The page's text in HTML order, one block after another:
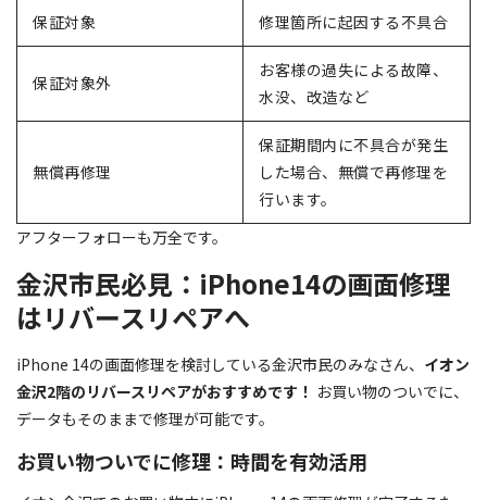
保証対象 修理箇所に起因する不具合
保証対象外
お客様の過失による故障、
水没、改造など
無償再修理
保証期間内に不具合が発生
した場合、無償で再修理を
行います。
アフターフォローも万全です。
金沢市民必見：iPhone14の画面修理
はリバースリペアへ
iPhone 14の画面修理を検討している金沢市民のみなさん、 イオン
金沢2階のリバースリペアがおすすめです！ お買い物のついでに、
データもそのままで修理が可能です。
お買い物ついでに修理：時間を有効活用